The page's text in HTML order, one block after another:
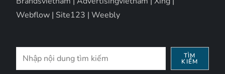
Webflow | Site123 |Weebly
Tìm
kiếm
TÌM
KIẾM